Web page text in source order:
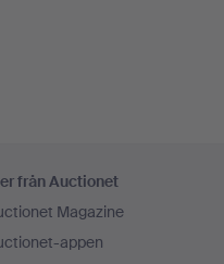
från Auctionet
Magazine
appen